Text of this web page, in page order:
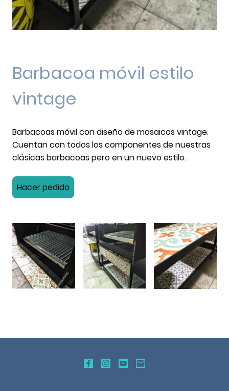
Barbacoa móvil estilo
vintage
Barbacoas móvil con diseño de mosaicos vintage.
Cuentan con todos los componentes de nuestras
clásicas barbacoas pero en un nuevo estilo.
Hacer pedido